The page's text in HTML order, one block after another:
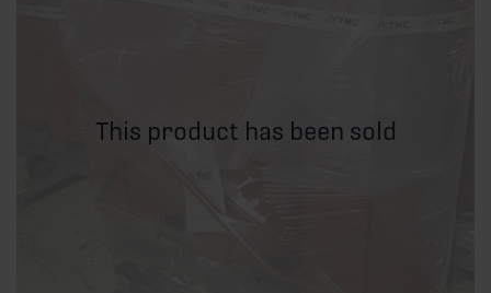
This product has been sold